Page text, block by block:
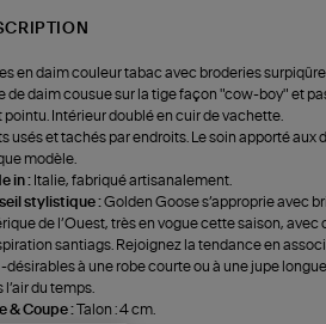
en daim couleur tabac avec broderies
de daim cousue sur la tige façon "cow-boy" et
pointu. Intérieur doublé en cuir de vachette.
usés et tachés par endroits. Le soin apporté aux
modèle.
in : Italie, fabriqué artisanalement.
stylistique :Golden Goose s’approprie avec
de l’Ouest, très en vogue cette saison, avec
santiags. Rejoignez la tendance en
désirables à une robe courte ou à une jupe
l’air du temps.
& Coupe :Talon : 4 cm.